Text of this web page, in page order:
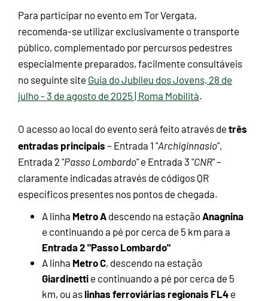
Para participar no evento em Tor Vergata,
recomenda-se utilizar exclusivamente o transporte
público, complementado por percursos pedestres
especialmente preparados, facilmente consultáveis
no seguinte site Guia do Jubileu dos Jovens, 28 de
julho - 3 de agosto de 2025 | Roma Mobilità.
O acesso ao local do evento será feito através detrês
entradas principais– Entrada 1 "Archiginnasio",
Entrada 2 "Passo Lombardo" e Entrada 3 "CNR" –
claramente indicadas através de códigos QR
específicos presentes nos pontos de chegada.
A linha Metro Adescendo na estaçãoAnagnina
e continuando a pé por cerca de 5 km para a
Entrada 2 "Passo Lombardo"
A linha Metro C, descendo na estação
Giardinettie continuando a pé por cerca de 5
km, ou aslinhas ferroviárias regionais FL4e